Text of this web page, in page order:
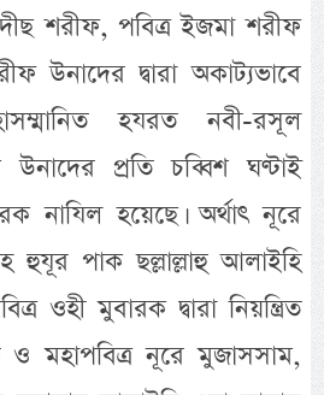
শরীফ, পবিত্র ইজমা শরীফ
উনাদের দ্বারা অকাট্যভাবে
হযরত নবী-রসূল
প্রতি চব্বিশ ঘণ্টাই
নাযিল হয়েছে। অর্থাৎ নূরে
হুযূর পাক ছল্লাল্লাহু আলাইহি
ওহী মুবারক দ্বারা নিয়ন্ত্রিত
ও মহাপবিত্র নূরে মুজাসসাম,